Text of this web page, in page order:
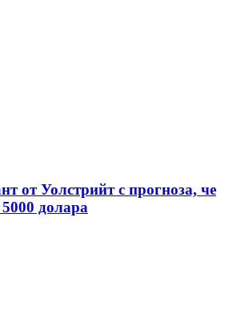
от Уолстрийт с прогноза, че
долара